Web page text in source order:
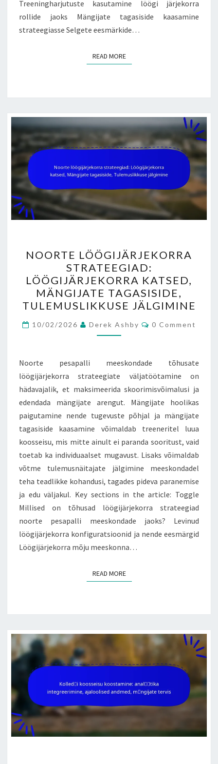
Treeningharjutuste kasutamine löögi järjekorra
rollide jaoks Mängijate tagasiside kaasamine
strateegiasse Selgete eesmärkide…
READ MOREREAD MORE
LÖÖGIJÄRJEKORRA
STRATEEGIAD:
LÖÖGIJÄRJEKORRA
KATSED,
MÄNGIJATE
TAGASISIDE,
TULEMUSLIKKUSE
NOORTE LÖÖGIJÄRJEKORRA
STRATEEGIAD:
LÖÖGIJÄRJEKORRA KATSED,
MÄNGIJATE TAGASISIDE,
TULEMUSLIKKUSE JÄLGIMINE
10/02/2026 Derek Ashby Comments
0 Comment
Noorte pesapalli meeskondade tõhusate
löögijärjekorra strateegiate väljatöötamine on
hädavajalik, et maksimeerida skoorimisvõimalusi ja
edendada mängijate arengut. Mängijate hoolikas
paigutamine nende tugevuste põhjal ja mängijate
tagasiside kaasamine võimaldab treeneritel luua
koosseisu, mis mitte ainult ei paranda sooritust, vaid
toetab ka individuaalset mugavust. Lisaks võimaldab
võtme tulemusnäitajate jälgimine meeskondadel
teha teadlikke kohandusi, tagades pideva paranemise
ja edu väljakul. Key sections in the article: Toggle
Millised on tõhusad löögijärjekorra strateegiad
noorte pesapalli meeskondade jaoks? Levinud
löögijärjekorra konfiguratsioonid ja nende eesmärgid
Löögijärjekorra mõju meeskonna…
READ MOREREAD MORE